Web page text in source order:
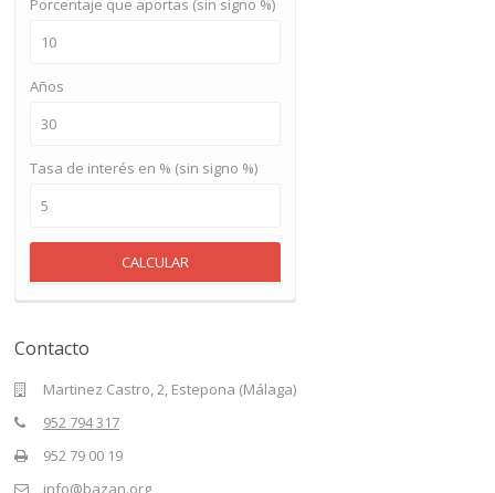
Porcentaje que aportas (sin signo %)
Años
Tasa de interés en % (sin signo %)
CALCULAR
Contacto
Martinez Castro, 2, Estepona (Málaga)
952 794 317
952 79 00 19
info@bazan.org